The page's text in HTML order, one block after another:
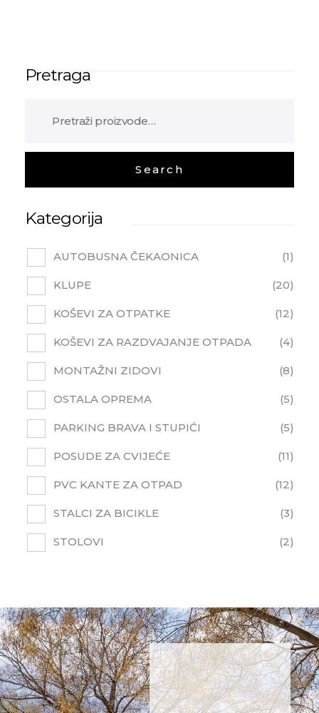
Pretraga
Kategorija
AUTOBUSNA ČEKAONICA 1
KLUPE 20
KOŠEVI ZA OTPATKE 12
KOŠEVI ZA RAZDVAJANJE OTPADA 4
MONTAŽNI ZIDOVI 8
OSTALA OPREMA 5
PARKING BRAVA I STUPIĆI 5
POSUDE ZA CVIJEĆE 11
PVC KANTE ZA OTPAD 12
STALCI ZA BICIKLE 3
STOLOVI 2
NE
PROPUSTITE
NOVOSTI